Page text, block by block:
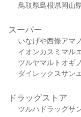
鳥取県島根県岡山
スーパー
いなげや西條アマ
イオンカスミ マル
ツルヤマルト オギノ
ダイレックスサン
ドラッグストア
ツルハドラッグサ